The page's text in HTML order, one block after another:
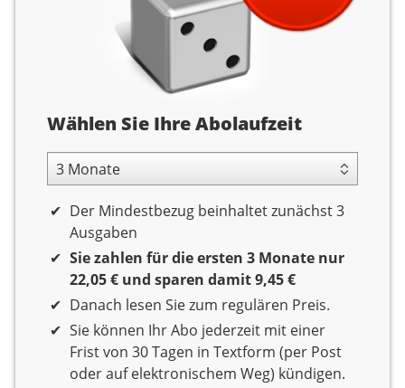
Abolaufzeit
Wählen Sie Ihre Abolaufzeit
3 Monate Laufzeit
Der Mindestbezug beinhaltet zunächst 3
Ausgaben
Sie zahlen für die ersten 3 Monate nur
22,05 € und sparen damit 9,45 €
Danach lesen Sie zum regulären Preis.
Sie können Ihr Abo jederzeit mit einer
Frist von 30 Tagen in Textform (per Post
oder auf elektronischem Weg) kündigen.